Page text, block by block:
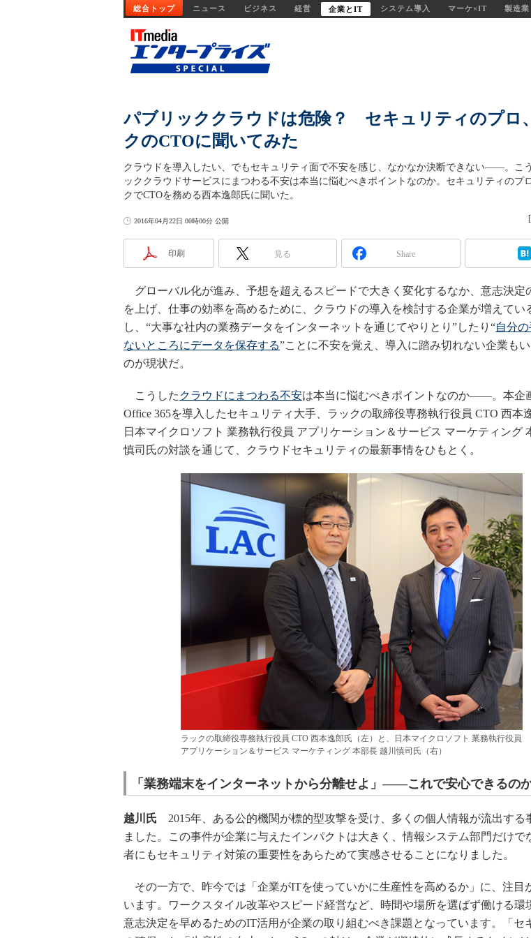
総合トップ ニュース ビジネス 経営 企業とIT システム導入 マーケ×IT 製造業
パブリッククラウドは危険？ セキュリティのプロ
クのCTOに聞いてみた
クラウドを導入したい、でもセキュリティ面で不安を感じ、なかなか決断できない――。こ
ッククラウドサービスにまつわる不安は本当に悩むべきポイントなのか。セキュリティのプ
クでCTOを務める西本逸郎氏に聞いた。
2016年04月22日 00時00分 公開 [
印刷 見る Share
グローバル化が進み、予想を超えるスピードで大きく変化するなか、意志決定
を上げ、仕事の効率を高めるために、クラウドの導入を検討する企業が増えてい
し、“大事な社内の業務データをインターネットを通じてやりとり”したり“自分
ないところにデータを保存する”ことに不安を覚え、導入に踏み切れない企業も
のが現状だ。
こうした クラウドにまつわる不安は本当に悩むべきポイントなのか――。本企
Office 365を導入したセキュリティ大手、ラックの取締役専務執行役員 CTO 西本
日本マイクロソフト 業務執行役員 アプリケーション＆サービス マーケティング
慎司氏の対談を通じて、クラウドセキュリティの最新事情をひもとく。
ラックの取締役専務執行役員 CTO 西本逸郎氏（左）と、日本マイクロソフト 業務執行役員
アプリケーション＆サービス マーケティング 本部長 越川慎司氏（右）
「業務端末をインターネットから分離せよ」――これで安心できるの
越川氏 2015年、ある公的機関が標的型攻撃を受け、多くの個人情報が流出する
ました。この事件が企業に与えたインパクトは大きく、情報システム部門だけで
者にもセキュリティ対策の重要性をあらためて実感させることになりました。
その一方で、昨今では「企業がITを使っていかに生産性を高めるか」に、注目
います。ワークスタイル改革やスピード経営など、時間や場所を選ばず働ける環
意志決定を早めるためのIT活用が企業の取り組むべき課題となっています。「セ